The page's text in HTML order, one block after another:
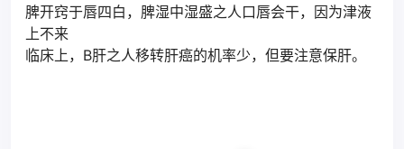
脾开窍于唇四白，脾湿中湿盛之人口唇会干，因为津液
上不来
临床上，B肝之人移转肝癌的机率少，但要注意保肝。